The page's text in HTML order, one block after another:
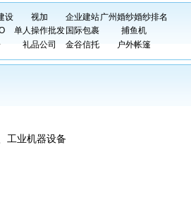
设 视加 企业建站广州婚纱婚纱排名
单人操作批发 国际包裹
捕鱼机
礼品公司 金谷信托 户外帐篷
工业机器设备